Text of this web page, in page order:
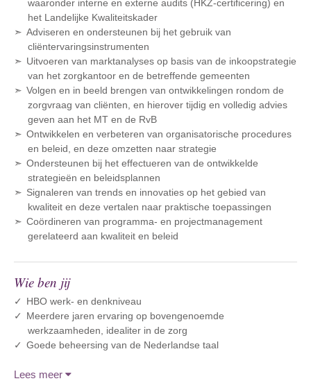
waaronder interne en externe audits (HKZ-certificering) en
het Landelijke Kwaliteitskader
Adviseren en ondersteunen bij het gebruik van
cliëntervaringsinstrumenten
Uitvoeren van marktanalyses op basis van de inkoopstrategie
van het zorgkantoor en de betreffende gemeenten
Volgen en in beeld brengen van ontwikkelingen rondom de
zorgvraag van cliënten, en hierover tijdig en volledig advies
geven aan het MT en de RvB
Ontwikkelen en verbeteren van organisatorische procedures
en beleid, en deze omzetten naar strategie
Ondersteunen bij het effectueren van de ontwikkelde
strategieën en beleidsplannen
Signaleren van trends en innovaties op het gebied van
kwaliteit en deze vertalen naar praktische toepassingen
Coördineren van programma- en projectmanagement
gerelateerd aan kwaliteit en beleid
Wie ben jij
HBO werk- en denkniveau
Meerdere jaren ervaring op bovengenoemde
werkzaamheden, idealiter in de zorg
Goede beheersing van de Nederlandse taal
Lees meer